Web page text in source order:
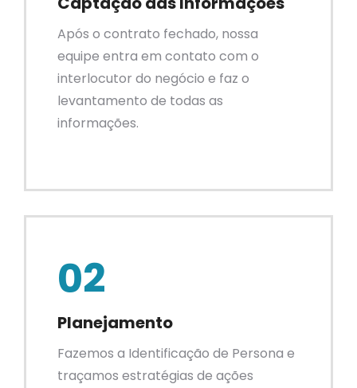
Após o contrato fechado, nossa
equipe entra em contato com o
interlocutor do negócio e faz o
levantamento de todas as
informações.
02
Planejamento
Fazemos a Identificação de Persona e
traçamos estratégias de ações